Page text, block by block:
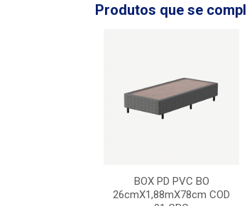
Produtos que se
BOX PD PVC BO
26cmX1,88mX78cm COD